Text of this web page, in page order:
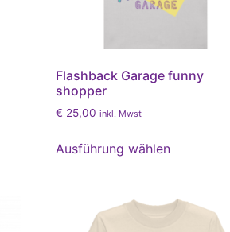
Flashback Garage funny
shopper
€ 25,00 inkl. Mwst
Ausführung wählen